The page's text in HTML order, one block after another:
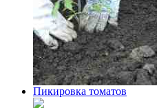
Пикировка томатов